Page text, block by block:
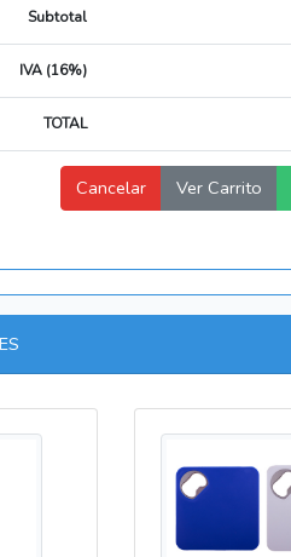
Subtotal
IVA (16%)
TOTAL
Cancelar Ver Carrito